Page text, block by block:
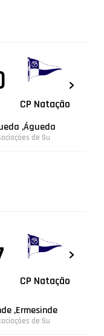
CP Natação
,Águeda
de Su
CP Natação
,Ermesinde
de Su